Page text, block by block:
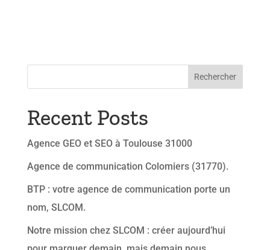
Rechercher
Recent Posts
Agence GEO et SEO à Toulouse 31000
Agence de communication Colomiers (31770).
BTP : votre agence de communication porte un
nom, SLCOM.
Notre mission chez SLCOM : créer aujourd’hui